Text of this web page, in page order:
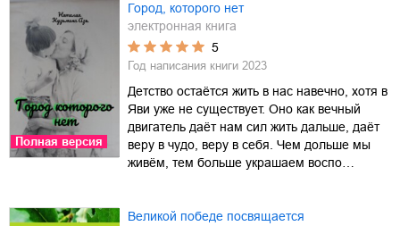
Полная версия
Город, которого нет
электронная книга
5
Год написания книги 2023
Детство остаётся жить в нас навечно, хотя в
Яви уже не существует. Оно как вечный
двигатель даёт нам сил жить дальше, даёт
веру в чудо, веру в себя. Чем дольше мы
живём, тем больше украшаем воспо…
Великой победе посвящается